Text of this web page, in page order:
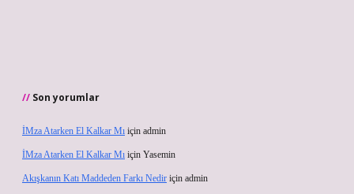
Son yorumlar
İMza Atarken El Kalkar Mı için admin
İMza Atarken El Kalkar Mı için Yasemin
Akışkanın Katı Maddeden Farkı Nedir için admin